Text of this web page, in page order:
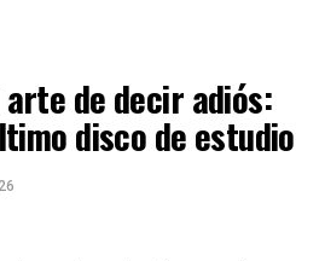
de decir adiós:
disco de estudio